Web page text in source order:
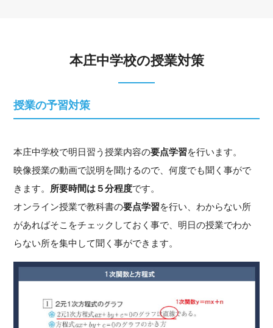
本庄中学校の授業対策
授業の予習対策
本庄中学校で明日習う授業内容の要点学習を行います。
映像授業の動画で説明を聞けるので、何度でも聞く事がで
きます。 所要時間は５分程度です。
オンライン授業で教科書の要点学習を行い、わからない所
があればそこをチェックしておく事で、明日の授業でわか
らない所を集中して聞く事ができます。